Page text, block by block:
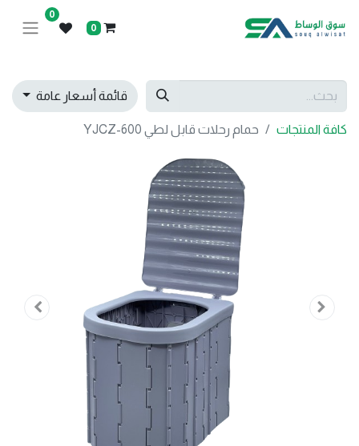
0
0
قائمة أسعار عامة
كافة المنتجات حمام رحلات قابل لطي YJCZ-600